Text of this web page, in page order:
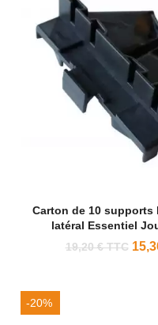
Carton de 10 supports
latéral Essentiel
19,20 € TTC
-20%